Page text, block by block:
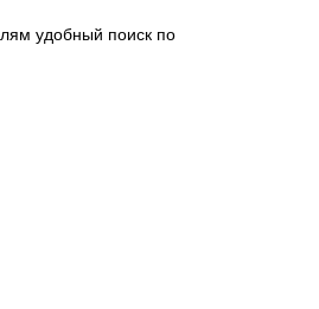
удобный поиск по